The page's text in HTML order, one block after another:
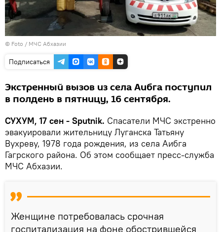
© Foto / МЧС Абхазии
Подписаться
Экстренный вызов из села Аибга поступил
в полдень в пятницу, 16 сентября.
СУХУМ, 17 сен - Sputnik. Спасатели МЧС экстренно
эвакуировали жительницу Луганска Татьяну
Вухреву, 1978 года рождения, из села Аибга
Гагрского района. Об этом сообщает пресс-служба
МЧС Абхазии.
Женщине потребовалась срочная
госпитализация на фоне обострившейся